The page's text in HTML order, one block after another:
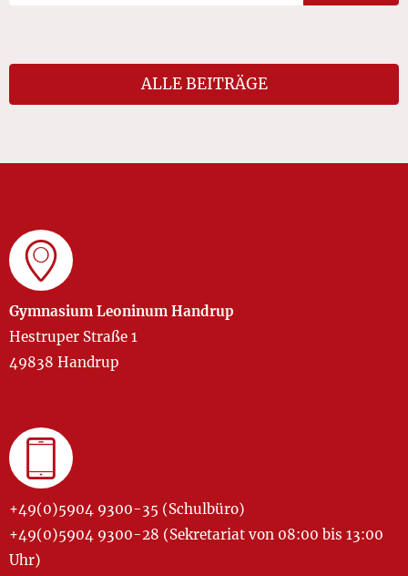
ALLE BEITRÄGE
Gymnasium Leoninum Handrup
Hestruper Straße 1
49838 Handrup
+49(0)5904 9300-35 (Schulbüro)
+49(0)5904 9300-28 (Sekretariat von 08:00 bis 13:00
Uhr)